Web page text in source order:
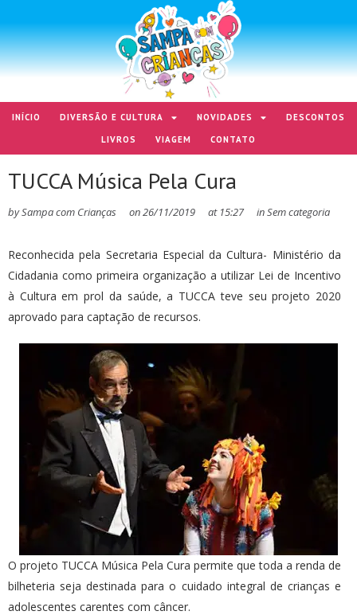
INÍCIO DIVERSÃO E CULTURA NOVIDADES
DESCONTOS
LIVROS
VIAGEM CONTATO
TUCCA Música Pela Cura
bySampa com Crianças on26/11/2019 at 15:27 inSem categoria
Reconhecida pela Secretaria Especial da Cultura- Ministério da
Cidadania como primeira organização a utilizar Lei de Incentivo
à Cultura em prol da saúde, a TUCCA teve seu projeto 2020
aprovado para captação de recursos.
O projeto TUCCA Música Pela Cura permite que toda a renda de
bilheteria seja destinada para o cuidado integral de crianças e
adolescentes carentes com câncer.